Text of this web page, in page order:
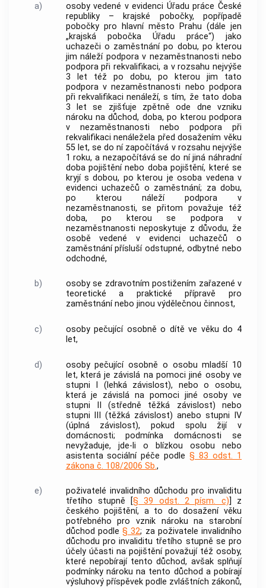
a)
osoby vedené v evidenci Úřadu práce České
republiky – krajské pobočky, popřípadě
pobočky pro hlavní město Prahu (dále jen
„krajská pobočka Úřadu práce“) jako
uchazeči o zaměstnánípo dobu, po kterou
jim náleží podpora v nezaměstnanosti nebo
podpora při rekvalifikaci, a v rozsahu nejvýše
3 let též po dobu, po kterou jim tato
podpora v nezaměstnanosti nebo podpora
při rekvalifikaci nenáleží, s tím, že tato doba
3 let se zjišťuje zpětně ode dne vzniku
nároku na důchod, doba, po kterou podpora
v nezaměstnanosti nebo podpora při
rekvalifikaci nenáležela před dosažením věku
55 let, se do ní započítává v rozsahu nejvýše
1 roku, a nezapočítává se do ní jiná náhradní
doba pojištění nebo doba pojištění, které se
kryjí s dobou, po kterou je osoba vedena v
evidenci uchazečů o zaměstnání; za dobu,
po kterou náleží podpora v
nezaměstnanosti, se přitom považuje též
doba, po kterou se podpora v
nezaměstnanosti neposkytuje z důvodu, že
osobě vedené v evidenci uchazečů o
zaměstnánípřísluší odstupné, odbytné nebo
odchodné,
b)
osoby se zdravotním postižením zařazené v
teoretické a praktické přípravě pro
zaměstnánínebo jinou výdělečnou činnost,
c) osoby pečující osobně o dítě ve věku do 4
let,
d)
osoby pečující osobně o osobu mladší 10
let, která je závislá na pomoci jiné osoby ve
stupni I (lehká závislost), nebo o osobu,
která je závislá na pomoci jiné osoby ve
stupni II (středně těžká závislost) nebo
stupni III (těžká závislost) anebo stupni IV
(úplná závislost), pokud spolu žijí v
domácnosti; podmínkadomácnosti se
nevyžaduje, jde-li o blízkou osobu nebo
asistenta sociální péče podle§ 83 odst. 1
zákona č. 108/2006 Sb.,
e)
poživatelé invalidního důchodu pro invaliditu
třetího stupně [§ 39 odst. 2 písm. c)] z
českého pojištění, a to do dosažení věku
potřebného pro vznik nároku na starobní
důchod podle§ 32; za poživatele invalidního
důchodu pro invaliditu třetího stupně se pro
účely účasti na pojištění považují též osoby,
které nepobírají tento důchod, avšak splňují
podmínky nároku na tento důchod a pobírají
výsluhový příspěvek podle zvláštních zákonů,